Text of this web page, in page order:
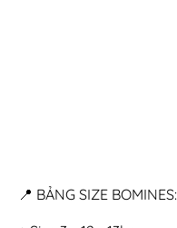
📍 BẢNG SIZE BOMINES: